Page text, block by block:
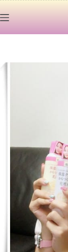
至
容